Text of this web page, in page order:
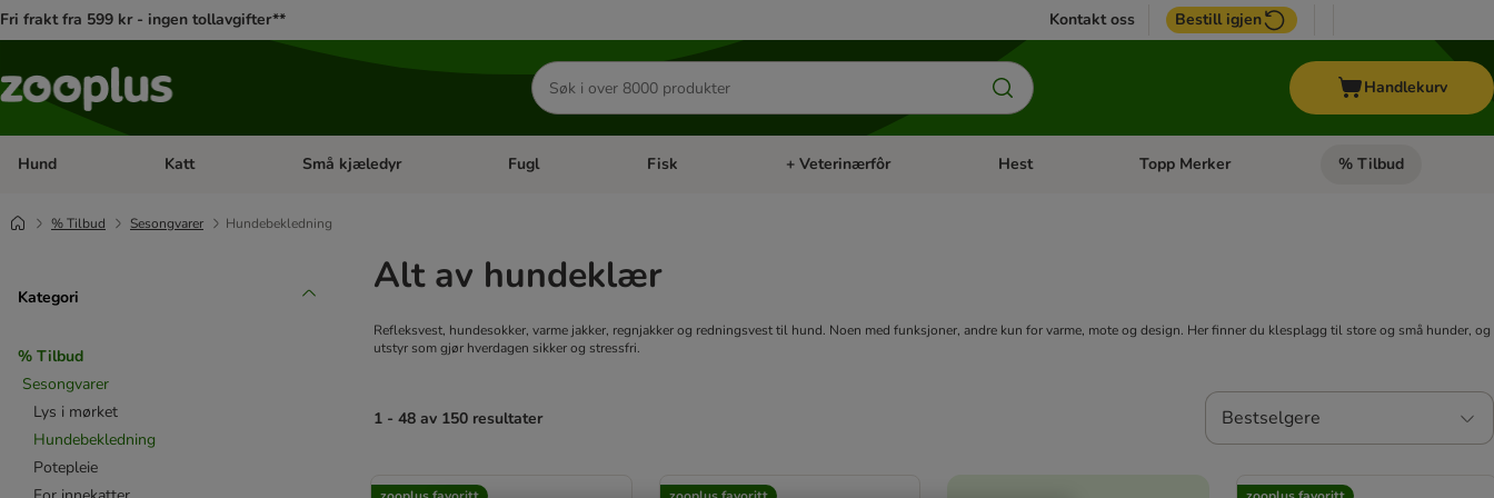
Fri frakt fra 599 kr - ingen tollavgifter** Kontakt oss Bestill igjen
Søk
etter
produkter
Handlekurv
Hund Åpne kategorimeny: Hund
Katt Åpne kategorimeny: Katt
Små kjæledyr Åpne kategorimeny: Små kjæledyr
Fugl Åpne kategorimeny: Fugl
Fisk Åpne kategorimeny: Fisk
+ Veterinærfôr Åpne kategorimeny: + Veterinærfôr
Hest Åpne kategorimeny: Hest
Topp Merker Åpne kategorimeny:
% Tilbud
% Tilbud Sesongvarer Hundebekledning
Kategori
% Tilbud
Sesongvarer
Lys i mørket
Hundebekledning
Potepleie
Alt av hundeklær
Refleksvest, hundesokker, varme jakker, regnjakker og redningsvest til hund. Noen med funksjoner, andre kun for varme, mote og design. Her finner du klesplagg til store og små hunder, og
utstyr som gjør hverdagen sikker og stressfri.
1 - 48 av 150 resultater Bestselgere